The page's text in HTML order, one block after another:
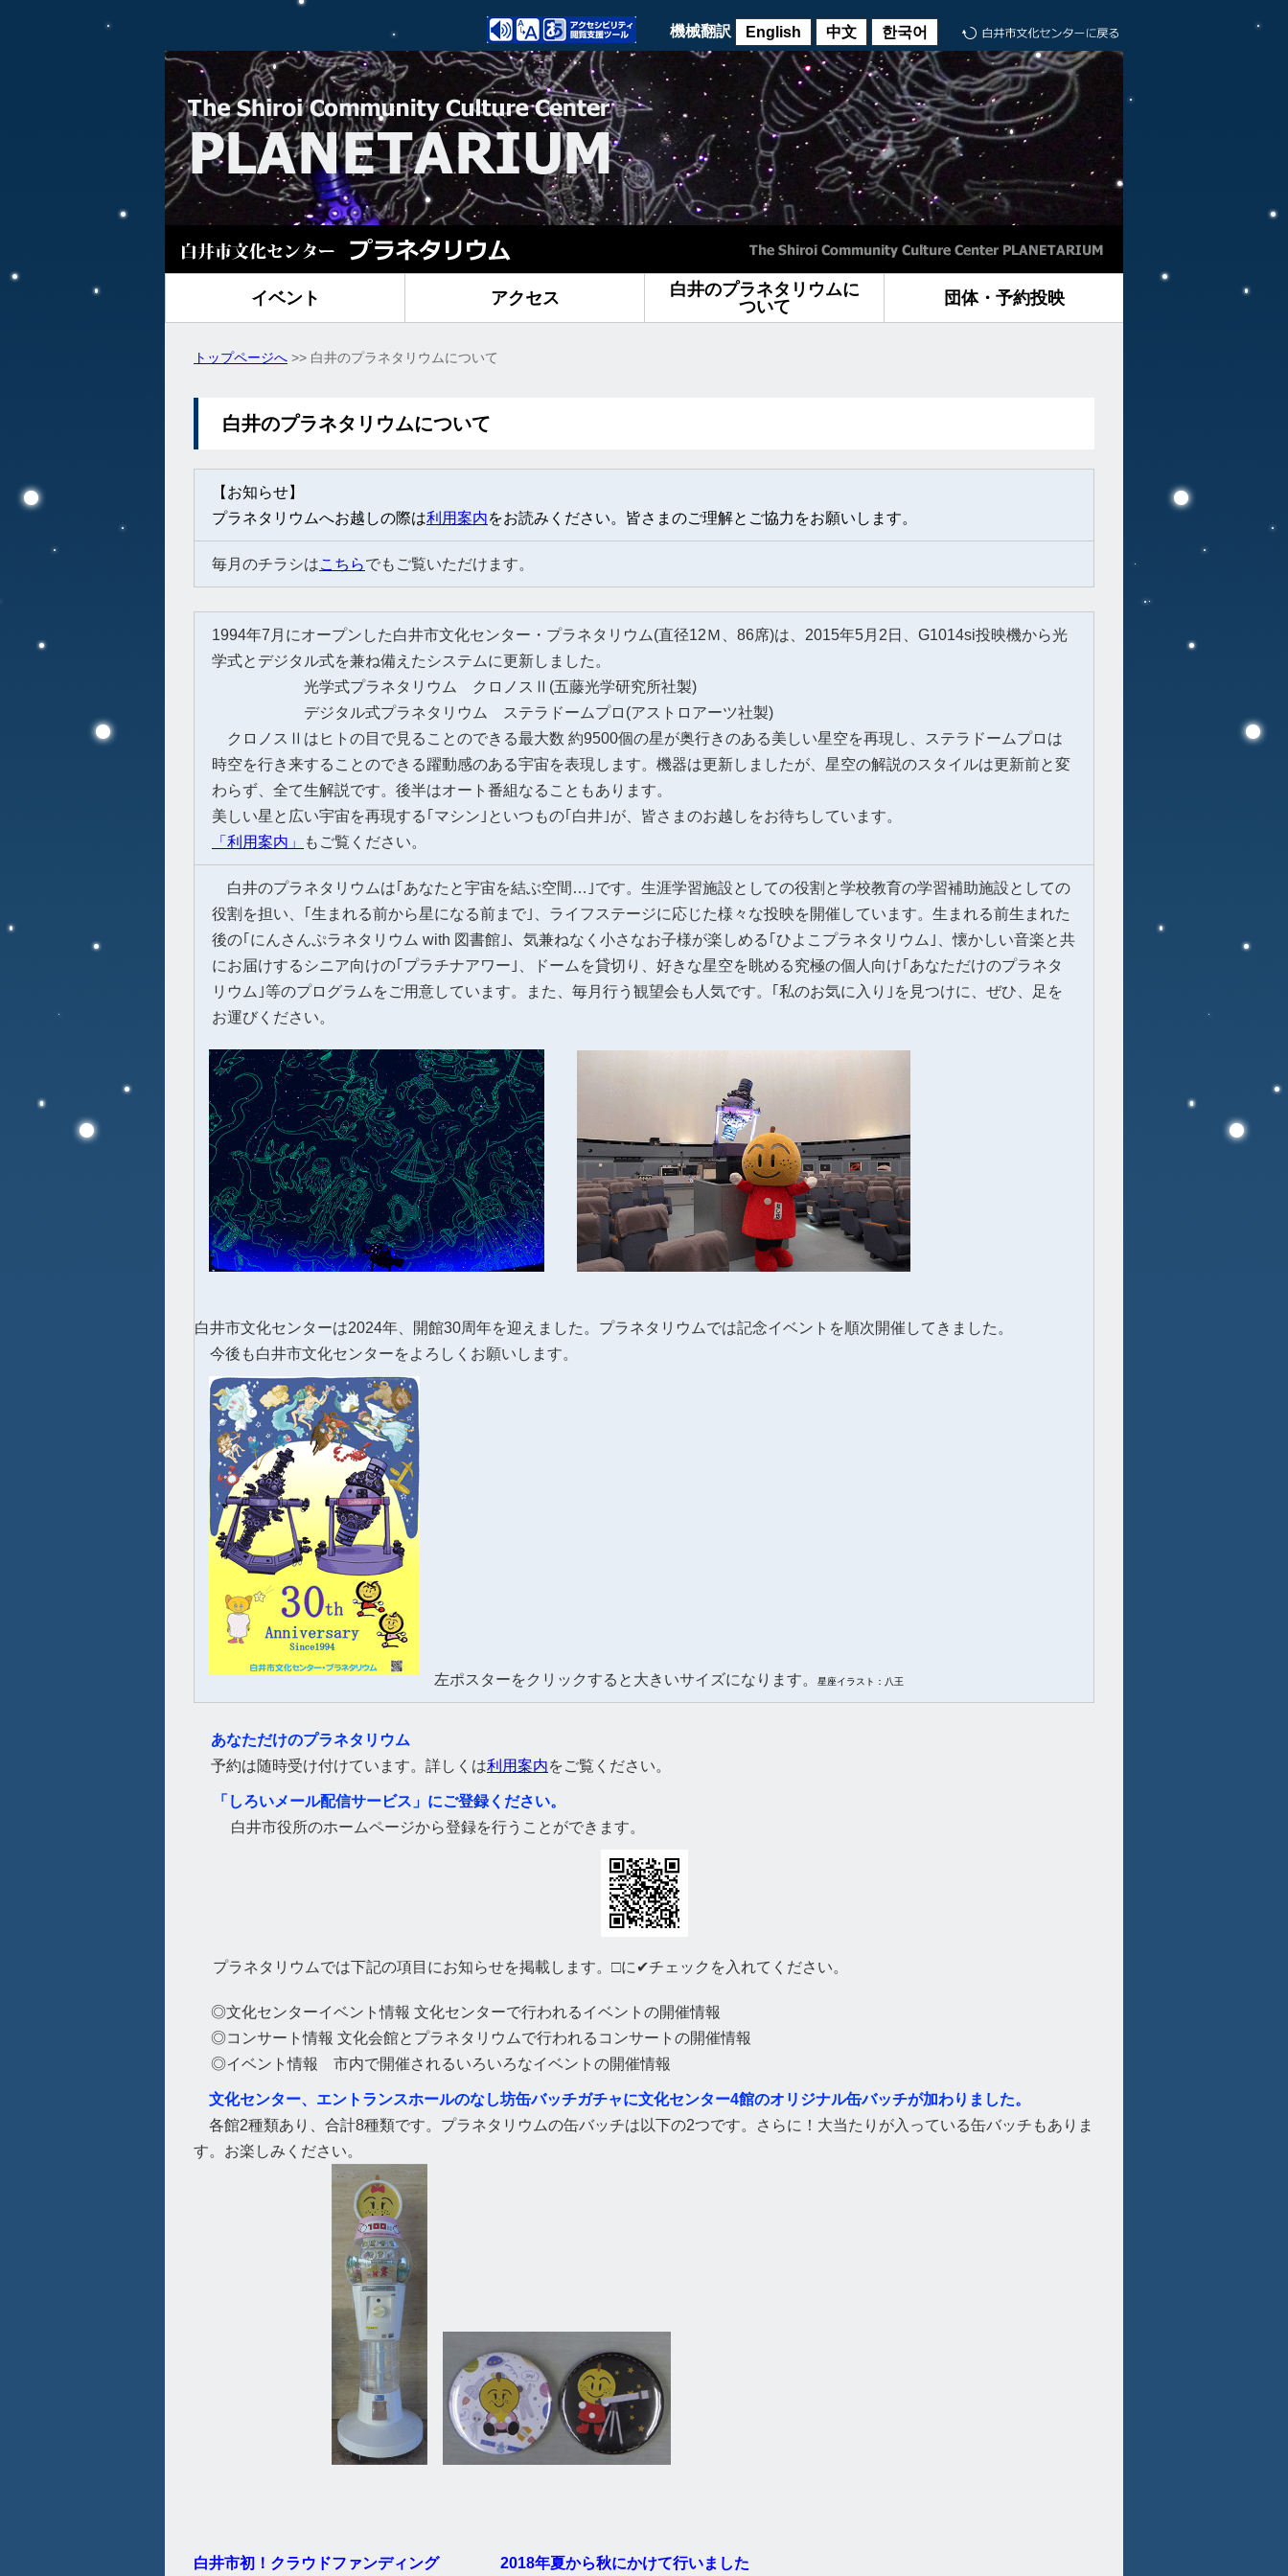
機械翻訳 English 中文 한국어
イベント アクセス
白井のプラネタリウムに
ついて
団体・予約投映
トップページへ >> 白井のプラネタリウムについて
白井のプラネタリウムについて
【お知らせ】
プラネタリウムへお越しの際は利用案内をお読みください。皆さまのご理解とご協力をお願いします。
毎月のチラシはこちらでもご覧いただけます。
1994年7月にオープンした白井市文化センター・プラネタリウム(直径12Ｍ、86席)は、2015年5月2日、G1014si投映機から光
学式とデジタル式を兼ね備えたシステムに更新しました。
光学式プラネタリウム クロノスⅡ(五藤光学研究所社製)
デジタル式プラネタリウム ステラドームプロ(アストロアーツ社製)
クロノスⅡはヒトの目で見ることのできる最大数 約9500個の星が奥行きのある美しい星空を再現し、ステラドームプロは
時空を行き来することのできる躍動感のある宇宙を表現します。機器は更新しましたが、星空の解説のスタイルは更新前と変
わらず、全て生解説です。後半はオート番組なることもあります。
美しい星と広い宇宙を再現する｢マシン｣といつもの｢白井｣が、皆さまのお越しをお待ちしています。
「利用案内」
もご覧ください。
白井のプラネタリウムは｢あなたと宇宙を結ぶ空間…｣です。生涯学習施設としての役割と学校教育の学習補助施設としての
役割を担い、｢生まれる前から星になる前まで｣、ライフステージに応じた様々な投映を開催しています。生まれる前生まれた
後の｢にんさんぷラネタリウム with 図書館｣、気兼ねなく小さなお子様が楽しめる｢ひよこプラネタリウム｣、懐かしい音楽と共
にお届けするシニア向けの｢プラチナアワー｣、ドームを貸切り、好きな星空を眺める究極の個人向け｢あなただけのプラネタ
リウム｣等のプログラムをご用意しています。また、毎月行う観望会も人気です。｢私のお気に入り｣を見つけに、ぜひ、足を
お運びください。
白井市文化センターは2024年、開館30周年を迎えました。プラネタリウムでは記念イベントを順次開催してきました。
今後も白井市文化センターをよろしくお願いします。
左ポスターをクリックすると大きいサイズになります。 星座イラスト：八王
あなただけのプラネタリウム
予約は随時受け付けています。詳しくは利用案内をご覧ください。
「しろいメール配信サービス」にご登録ください。
白井市役所のホームページから登録を行うことができます。
プラネタリウムでは下記の項目にお知らせを掲載します。□に✔チェックを入れてください。
◎文化センターイベント情報 文化センターで行われるイベントの開催情報
◎コンサート情報 文化会館とプラネタリウムで行われるコンサートの開催情報
◎イベント情報 市内で開催されるいろいろなイベントの開催情報
文化センター、エントランスホールのなし坊缶バッチガチャに文化センター4館のオリジナル缶バッチが加わりました。
各館2種類あり、合計8種類です。プラネタリウムの缶バッチは以下の2つです。さらに！大当たりが入っている缶バッチもありま
す。お楽しみください。
白井市初！クラウドファンディング 2018年夏から秋にかけて行いました